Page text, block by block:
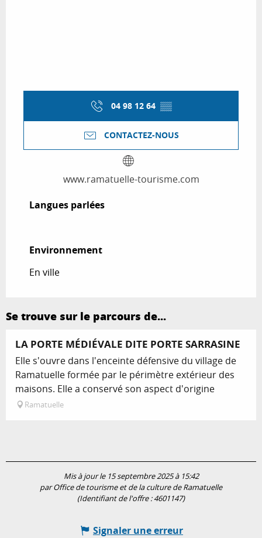
04 98 12 64 ▒▒
CONTACTEZ-NOUS
www.ramatuelle-tourisme.com
Langues parlées
Langues parlées
Environnement
Environnement
En ville
Se trouve sur le parcours de...
LA PORTE MÉDIÉVALE DITE PORTE SARRASINE
Elle s'ouvre dans l'enceinte défensive du village de
Ramatuelle formée par le périmètre extérieur des
maisons. Elle a conservé son aspect d'origine
Ramatuelle
Mis à jour le 15 septembre 2025 à 15:42
par Office de tourisme et de la culture de Ramatuelle
(Identifiant de l'offre :4601147)
Signaler une erreur